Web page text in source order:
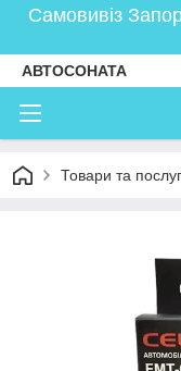
Самовивіз
АВТОСОНАТА
Товари та